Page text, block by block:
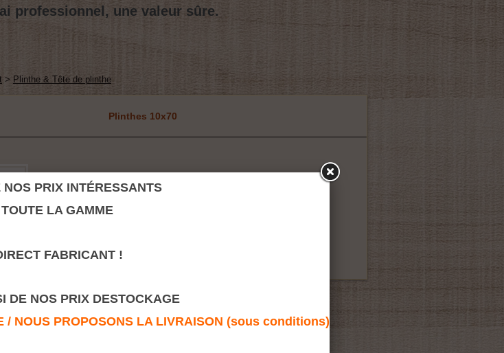
professionnel, une valeur sûre.
> Plinthe & Tête de plinthe
Plinthes 10x70
Retour à la rubrique
NOS PRIX INTÉRESSANTS
LA GAMME
FABRICANT !
DE NOS PRIX DESTOCKAGE
/ NOUS PROPOSONS LA LIVRAISON (sous conditions)